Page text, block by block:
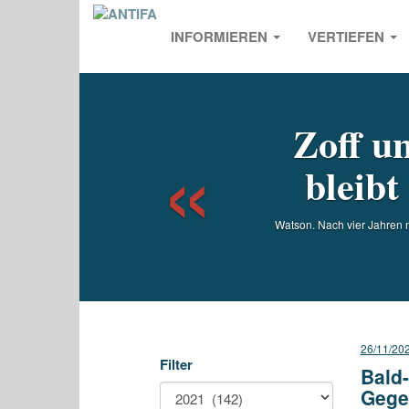
INFORMIEREN VERTIEFEN
Zoff
bleibt
Watson. Nach vier Jahren
Filter
26/11/